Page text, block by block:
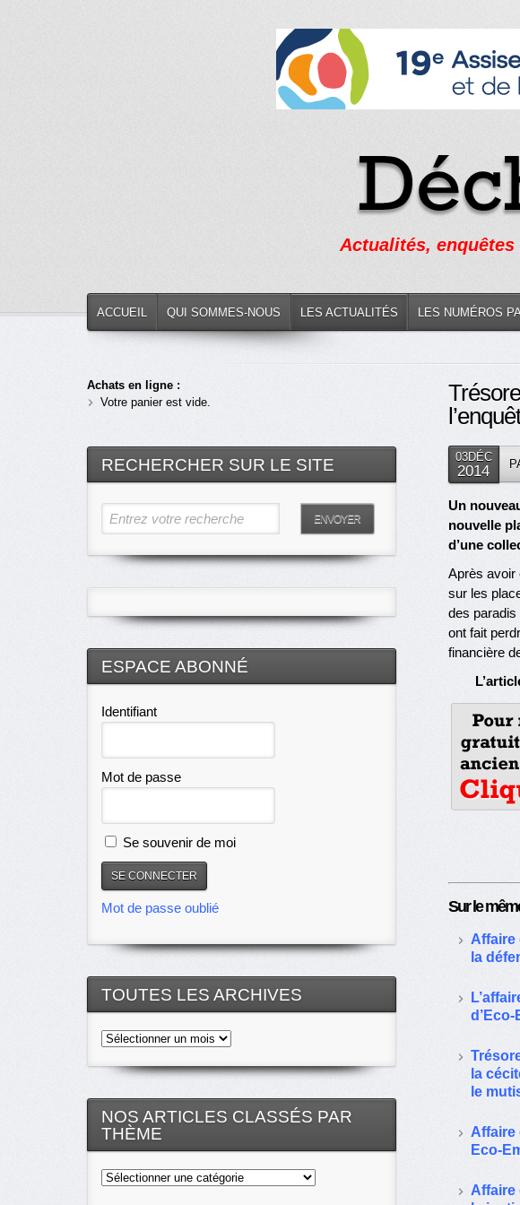
Actualités,
ACCUEIL QUI SOMMES-NOUS LES ACTUALITÉS LES NUMÉROS
03DÉC
2014
Un
nouvelle
d’une
Après avoir
sur les
des
ont fait
financière
Sur le
Affaire
la
la
le
Affaire
Eco-
Affaire
Achats en ligne :
Votre panier est vide.
RECHERCHER SUR LE SITE
Entrez votre recherche ENVOYER
ESPACE ABONNÉ
Identifiant
Mot de passe
Se souvenir de moi
Mot de passe oublié
TOUTES LES ARCHIVES
Toutes
archives
NOS ARTICLES CLASSÉS PAR
THÈME
Nos